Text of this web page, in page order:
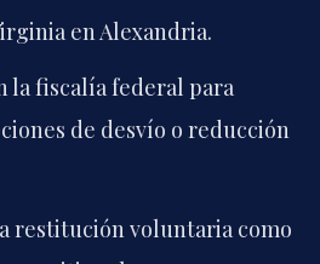
en Alexandria.
la fiscalía federal para
de desvío o reducción
restitución voluntaria como